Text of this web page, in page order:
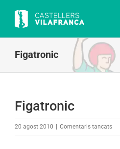
content
Figatronic
Figatronic
20 agost 2010 Comentaris tancatsa